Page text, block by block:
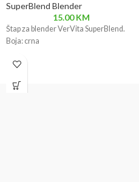
SuperBlend Blender
15.00KM
Štap za blender VerVita SuperBlend.
Boja: crna